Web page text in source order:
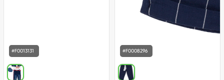
#F0013131 #F0008296